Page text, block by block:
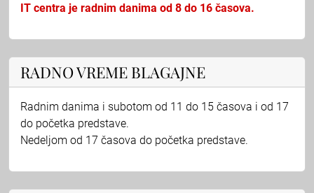
IT centra je radnim danima od 8 do 16 časova.
RADNO VREME BLAGAJNE
Radnim danima i subotom od 11 do 15 časova i od 17
do početka predstave.
Nedeljom od 17 časova do početka predstave.